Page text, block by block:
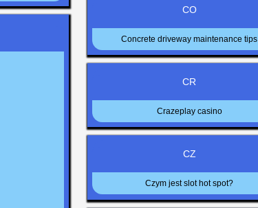
CO
Concrete driveway maintenance tips
CR
Crazeplay casino
CZ
Czym jest slot hot spot?